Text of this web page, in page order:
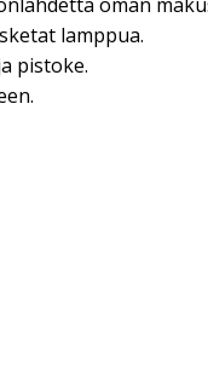
lamppua.
pistoke.